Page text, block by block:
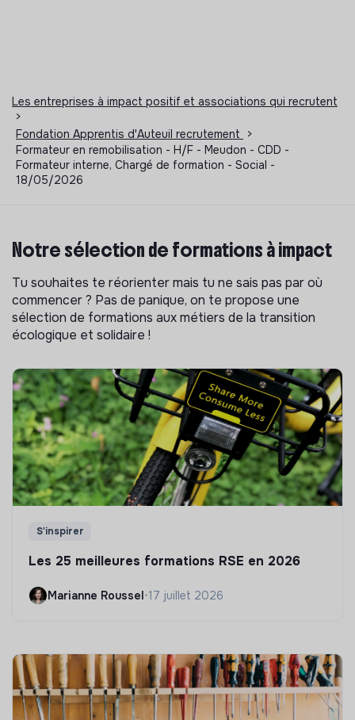
Les entreprises à impact positif et associations qui recrutent
>
Fondation Apprentis d'Auteuil recrutement
>
Formateur en remobilisation - H/F - Meudon - CDD -
Formateur interne, Chargé de formation - Social -
18/05/2026
Notre sélection de formations à impact
Tu souhaites te réorienter mais tu ne sais pas par où
commencer ? Pas de panique, on te propose une
sélection de formations aux métiers de la transition
écologique et solidaire !
S'inspirer
Les 25 meilleures formations RSE en 2026
Marianne Roussel•17 juillet 2026